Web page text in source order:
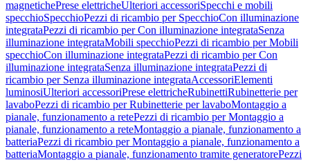
magnetichePrese elettricheUlteriori accessoriSpecchi e mobili
specchioSpecchioPezzi di ricambio per SpecchioCon illuminazione
integrataPezzi di ricambio per Con illuminazione integrataSenza
illuminazione integrataMobili specchioPezzi di ricambio per Mobili
specchioCon illuminazione integrataPezzi di ricambio per Con
illuminazione integrataSenza illuminazione integrataPezzi di
ricambio per Senza illuminazione integrataAccessoriElementi
luminosiUlteriori accessoriPrese elettricheRubinettiRubinetterie per
lavaboPezzi di ricambio per Rubinetterie per lavaboMontaggio a
pianale, funzionamento a retePezzi di ricambio per Montaggio a
pianale, funzionamento a reteMontaggio a pianale, funzionamento a
batteriaPezzi di ricambio per Montaggio a pianale, funzionamento a
batteriaMontaggio a pianale, funzionamento tramite generatorePezzi